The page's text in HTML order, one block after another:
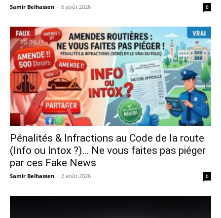
Samir Belhassen - 6 août 2026 0
Pénalités & Infractions au Code de la route
(Info ou Intox ?)… Ne vous faites pas piéger
par ces Fake News
Samir Belhassen - 2 août 2026 0